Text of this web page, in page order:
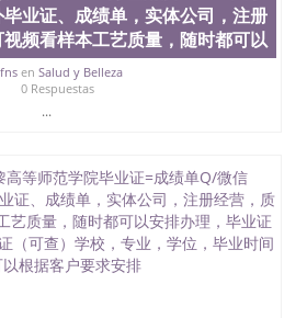
立大学（San Jose State
立大学（San Jose State
立大学学位证（San Jose State
立大学学位证（San Jose State
立大学（San Jose State
州立大学（San Jose State
立大学学位证（San Jose State
立大学学位证（San Jose State
立大学结业证（San Jose State
立大学结业证（San Jose State
业证、成绩单，实体公司，注册
频看样本工艺质量，随时都可以
en Salud y Belleza
0 Respuestas
...